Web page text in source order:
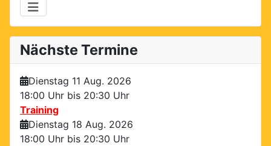
Nächste Termine
Dienstag 11 Aug. 2026
18:00 Uhr bis 20:30 Uhr
Training
Dienstag 18 Aug. 2026
18:00 Uhr bis 20:30 Uhr